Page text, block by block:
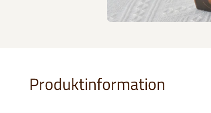
Produktinformation